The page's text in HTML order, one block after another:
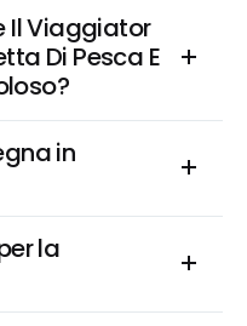
Il Viaggiator
Di Pesca E
in
la